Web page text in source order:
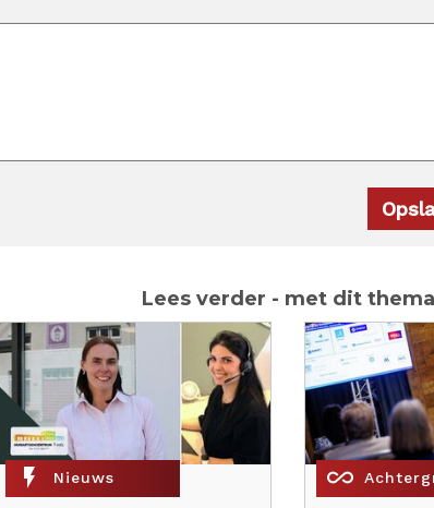
Lees verder - met dit thema
flash_on Nieuws all_inclusive